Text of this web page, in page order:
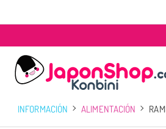
INFORMACIÓN ALIMENTACIÓN